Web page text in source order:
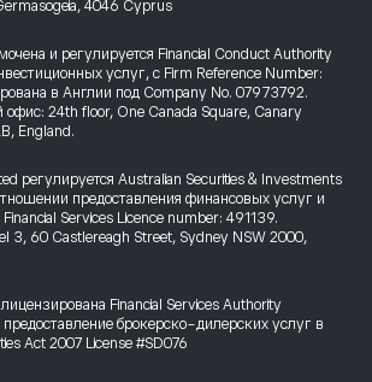
4046 Cyprus
и регулируется Financial Conduct Authority
услуг, с Firm Reference Number:
в Англии под Company No. 07973792.
24th floor, One Canada Square, Canary
England.
регулируется Australian Securities & Investments
предоставления финансовых услуг и
Services Licence number: 491139.
3, 60 Castlereagh Street, Sydney NSW 2000,
Financial Services Authority
предоставление брокерско-дилерских услуг в
Act 2007 License #SD076